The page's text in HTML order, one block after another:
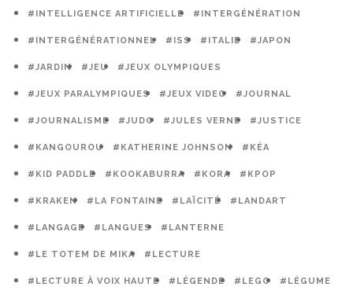
#INTELLIGENCE ARTIFICIELLE #INTERGÉNÉRATION
#INTERGÉNÉRATIONNEL #ISS #ITALIE #JAPON
#JARDIN #JEU #JEUX OLYMPIQUES
#JEUX PARALYMPIQUES #JEUX VIDEO #JOURNAL
#JOURNALISME #JUDO #JULES VERNE #JUSTICE
#KANGOUROU #KATHERINE JOHNSON #KÉA
#KID PADDLE #KOOKABURRA #KORA #KPOP
#KRAKEN #LA FONTAINE #LAÏCITÉ #LANDART
#LANGAGE #LANGUES #LANTERNE
#LE TOTEM DE MIKA #LECTURE
#LECTURE À VOIX HAUTE #LÉGENDE #LEGO #LÉGUME